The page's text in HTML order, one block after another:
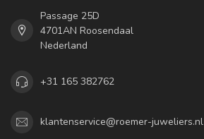
Passage 25D
4701AN Roosendaal
Nederland
+31 165 382762
klantenservice@roemer-juweliers.nl